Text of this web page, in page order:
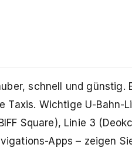
schnell und günstig.
Wichtige U-Bahn-
Square), Linie 3
Apps – zeigen